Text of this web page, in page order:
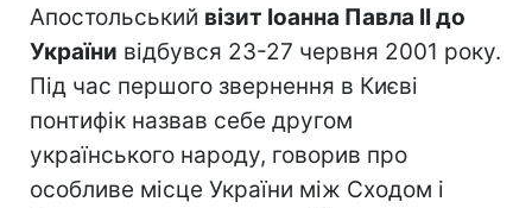
Апостольський візит Іоанна Павла II до
України відбувся 23-27 червня 2001 року.
Під час першого звернення в Києві
понтифік назвав себе другом
українського народу, говорив про
особливе місце України між Сходом і